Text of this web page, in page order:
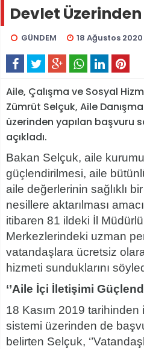
Devlet
GÜNDEM 18 Ağustos
Aile, Çalışma ve Sosyal
Zümrüt Selçuk, Aile
üzerinden yapılan başvuru
açıkladı.
Bakan Selçuk, aile
güçlendirilmesi, aile
aile değerlerinin sağlıklı
nesillere aktarılması
itibaren 81 ildeki İl
Merkezlerindeki uzman
vatandaşlara ücretsiz
hizmeti sunduklarını
‘’Aile İçi İletişimi
18 Kasım 2019
sistemi üzerinden de
belirten Selçuk,